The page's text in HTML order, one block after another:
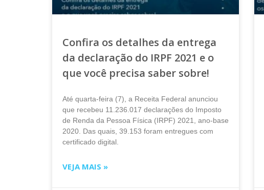
Confira os detalhes da entrega
da declaração do IRPF 2021 e o
que você precisa saber sobre!
Até quarta-feira (7), a Receita Federal anunciou
que recebeu 11.236.017 declarações do Imposto
de Renda da Pessoa Física (IRPF) 2021, ano-base
2020. Das quais, 39.153 foram entregues com
certificado digital.
VEJA MAIS »